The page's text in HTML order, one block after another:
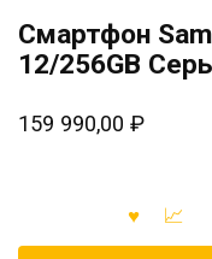
Смартфон
12/256GB
159 990,00 ₽